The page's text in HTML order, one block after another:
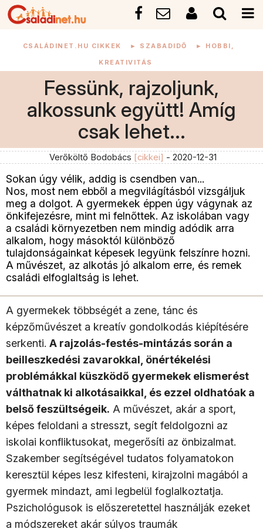
CSALÁDINET.HU CIKKEK ► SZABADIDŐ ► HOBBI,
KREATIVITÁS
Fessünk, rajzoljunk,
alkossunk együtt! Amíg
csak lehet...
Verőköltő Bodobács [cikkei] - 2020-12-31
Sokan úgy vélik, addig is csendben van...
Nos, most nem ebből a megvilágításból vizsgáljuk
meg a dolgot. A gyermekek éppen úgy vágynak az
önkifejezésre, mint mi felnőttek. Az iskolában vagy
a családi környezetben nem mindig adódik arra
alkalom, hogy másoktól különböző
tulajdonságainkat képesek legyünk felszínre hozni.
A művészet, az alkotás jó alkalom erre, és remek
családi elfoglaltság is lehet.
A gyermekek többségét a zene, tánc és
képzőművészet a kreatív gondolkodás kiépítésére
serkenti. A rajzolás-festés-mintázás során a
beilleszkedési zavarokkal, önértékelési
problémákkal küszködő gyermekek elismerést
válthatnak ki alkotásaikkal, és ezzel oldhatóak a
belső feszültségeik. A művészet, akár a sport,
képes feloldani a stresszt, segít feldolgozni az
iskolai konfliktusokat, megerősíti az önbizalmat.
Szakember segítségével tudatos folyamatokon
keresztül képes lesz kifesteni, kirajzolni magából a
gyermek mindazt, ami legbelül foglalkoztatja.
Pszichológusok is előszeretettel használják ezeket
a módszereket akár súlyos traumák